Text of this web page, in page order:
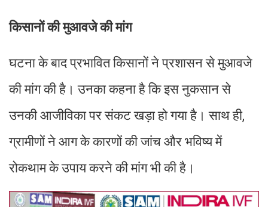
किसानों की मुआवजे की मांग
घटना के बाद प्रभावित किसानों ने प्रशासन से मुआवजे
की मांग की है। उनका कहना है कि इस नुकसान से
उनकी आजीविका पर संकट खड़ा हो गया है। साथ ही,
ग्रामीणों ने आग के कारणों की जांच और भविष्य में
रोकथाम के उपाय करने की मांग भी की है।